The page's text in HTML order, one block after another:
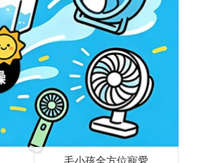
毛小孩全方位寵愛